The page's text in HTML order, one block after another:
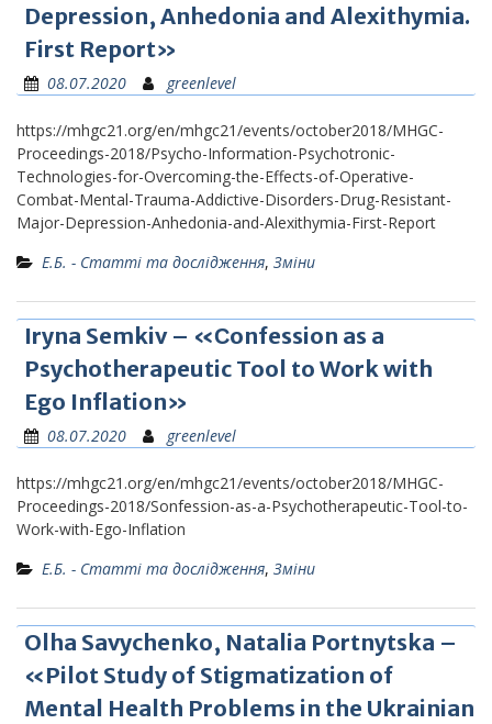
Depression, Anhedonia and Alexithymia.
First Report»
08.07.2020 greenlevel
https://mhgc21.org/en/mhgc21/events/october2018/MHGC-
Proceedings-2018/Psycho-Information-Psychotronic-
Technologies-for-Overcoming-the-Effects-of-Operative-
Combat-Mental-Trauma-Addictive-Disorders-Drug-Resistant-
Major-Depression-Anhedonia-and-Alexithymia-First-Report
Е.Б. - Статті та дослідження, Зміни
Iryna Semkiv – «Сonfession as a
Psychotherapeutic Tool to Work with
Ego Inflation»
08.07.2020 greenlevel
https://mhgc21.org/en/mhgc21/events/october2018/MHGC-
Proceedings-2018/Sonfession-as-a-Psychotherapeutic-Tool-to-
Work-with-Ego-Inflation
Е.Б. - Статті та дослідження, Зміни
Olha Savychenko, Natalia Portnytska –
«Pilot Study of Stigmatization of
Mental Health Problems in the Ukrainian